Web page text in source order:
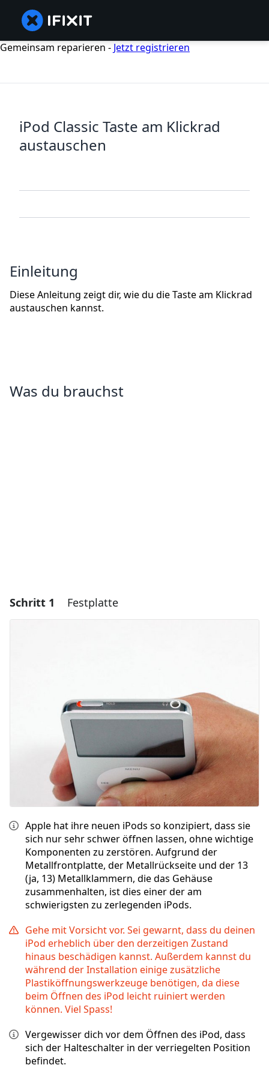
Gemeinsam reparieren - Jetzt registrieren
iPod Classic Taste am Klickrad
austauschen
Einleitung
Diese Anleitung zeigt dir, wie du die Taste am Klickrad
austauschen kannst.
Was du brauchst
Schritt 1 Festplatte
Apple hat ihre neuen iPods so konzipiert, dass sie
sich nur sehr schwer öffnen lassen, ohne wichtige
Komponenten zu zerstören. Aufgrund der
Metallfrontplatte, der Metallrückseite und der 13
(ja, 13) Metallklammern, die das Gehäuse
zusammenhalten, ist dies einer der am
schwierigsten zu zerlegenden iPods.
Gehe mit Vorsicht vor. Sei gewarnt, dass du deinen
iPod erheblich über den derzeitigen Zustand
hinaus beschädigen kannst. Außerdem kannst du
während der Installation einige zusätzliche
Plastiköffnungswerkzeuge benötigen, da diese
beim Öffnen des iPod leicht ruiniert werden
können. Viel Spass!
Vergewisser dich vor dem Öffnen des iPod, dass
sich der Halteschalter in der verriegelten Position
befindet.